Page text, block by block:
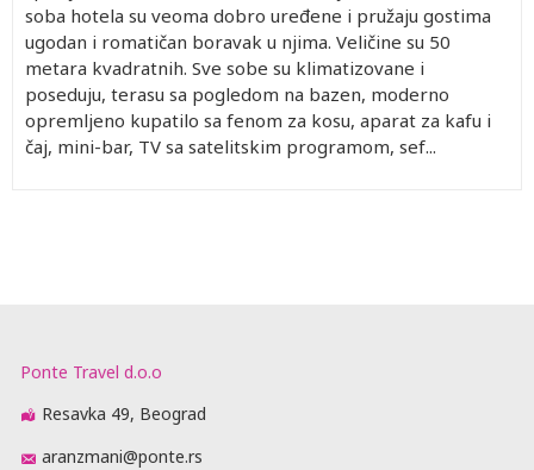
soba hotela su veoma dobro uređene i pružaju gostima
ugodan i romatičan boravak u njima. Veličine su 50
metara kvadratnih. Sve sobe su klimatizovane i
poseduju, terasu sa pogledom na bazen, moderno
opremljeno kupatilo sa fenom za kosu, aparat za kafu i
čaj, mini-bar, TV sa satelitskim programom, sef...
Ponte Travel d.o.o
Resavka 49, Beograd
aranzmani@ponte.rs